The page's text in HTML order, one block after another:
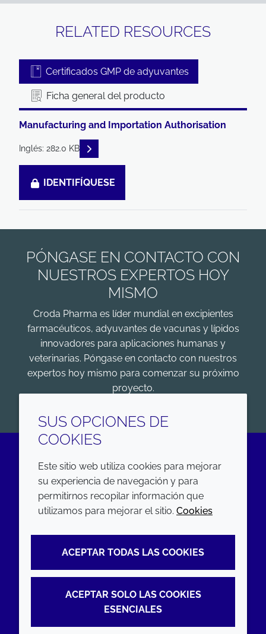
RELATED RESOURCES
Certificados GMP de adyuvantes
Ficha general del producto
Manufacturing and Importation Authorisation
Inglés: 282.0 KB READ DESCRIPTIONS
IDENTIFÍQUESE
PÓNGASE EN CONTACTO CON
NUESTROS EXPERTOS HOY
MISMO
Croda Pharma es líder mundial en excipientes
farmacéuticos, adyuvantes de vacunas y lípidos
innovadores para aplicaciones humanas y
veterinarias. Póngase en contacto con nuestros
expertos hoy mismo para comenzar su próximo
proyecto.
LinkedIn
EMPRESA
Annual Report
Sustainability Report
Croda.com
Terms and conditions
Privacy policy
Accessibility
Cookie policy
SUS OPCIONES DE
COOKIES
Este sitio web utiliza cookies para mejorar
su experiencia de navegación y para
permitirnos recopilar información que
utilizamos para mejorar el sitio. Cookies
ACEPTAR TODAS LAS COOKIES
ACEPTAR SOLO LAS COOKIES
ESENCIALES